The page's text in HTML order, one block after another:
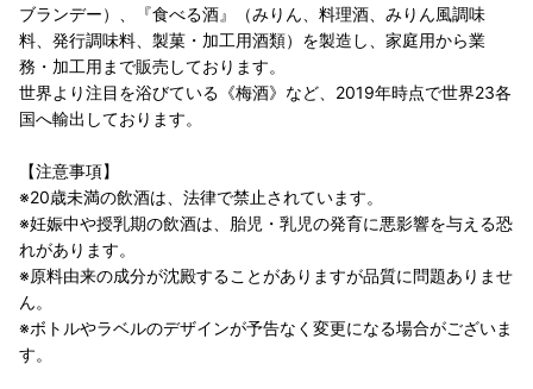
ブランデー）、『食べる酒』（みりん、料理酒、みりん風調味
料、発行調味料、製菓・加工用酒類）を製造し、家庭用から業
務・加工用まで販売しております。
世界より注目を浴びている《梅酒》など、2019年時点で世界23各
国へ輸出しております。
【注意事項】
※20歳未満の飲酒は、法律で禁止されています。
※妊娠中や授乳期の飲酒は、胎児・乳児の発育に悪影響を与える恐
れがあります。
※原料由来の成分が沈殿することがありますが品質に問題ありませ
ん。
※ボトルやラベルのデザインが予告なく変更になる場合がございま
す。